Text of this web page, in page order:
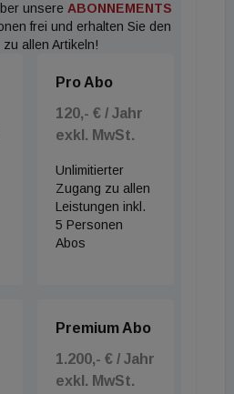
unsere ABONNEMENTS
frei und erhalten Sie den
allen Artikeln!
Pro Abo
120,- € / Jahr
exkl. MwSt.
Unlimitierter
Zugang zu allen
Leistungen inkl.
5 Personen
Abos
Premium Abo
1.200,- € / Jahr
exkl. MwSt.